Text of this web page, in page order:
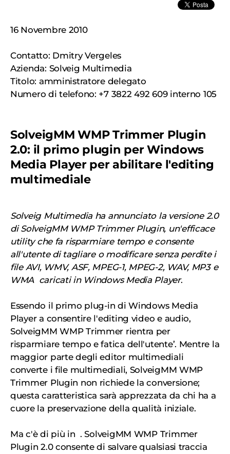
16 Novembre 2010
Contatto: Dmitry Vergeles
Azienda: Solveig Multimedia
Titolo: amministratore delegato
Numero di telefono: +7 3822 492 609 interno 105
SolveigMM WMP Trimmer Plugin
2.0: il primo plugin per Windows
Media Player per abilitare l'editing
multimediale
Solveig Multimedia ha annunciato la versione 2.0
di SolveigMM WMP Trimmer Plugin, un'efficace
utility che fa risparmiare tempo e consente
all'utente di tagliare o modificare senza perdite i
file AVI, WMV, ASF, MPEG-1, MPEG-2, WAV, MP3 e
WMA caricati in Windows Media Player.
Essendo il primo plug-in di Windows Media
Player a consentire l'editing video e audio,
SolveigMM WMP Trimmer rientra per
risparmiare tempo e fatica dell'utente’. Mentre la
maggior parte degli editor multimediali
converte i file multimediali, SolveigMM WMP
Trimmer Plugin non richiede la conversione;
questa caratteristica sarà apprezzata da chi ha a
cuore la preservazione della qualità iniziale.
Ma c'è di più in . SolveigMM WMP Trimmer
Plugin 2.0 consente di salvare qualsiasi traccia